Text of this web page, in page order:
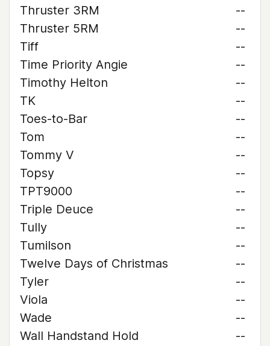
Thruster 3RM
--
Thruster 5RM
--
Tiff
--
Time Priority Angie
--
Timothy Helton
--
TK
--
Toes-to-Bar
--
Tom
--
Tommy V
--
Topsy
--
TPT9000
--
Triple Deuce
--
Tully
--
Tumilson
--
Twelve Days of Christmas
--
Tyler
--
Viola
--
Wade
--
Wall Handstand Hold
--